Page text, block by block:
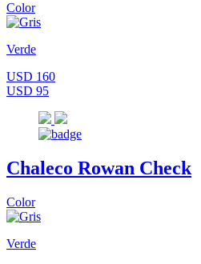
Color
Verde
USD 160
USD 95
Chaleco Rowan Check
Color
Verde